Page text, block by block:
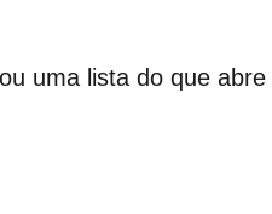
uma lista do que